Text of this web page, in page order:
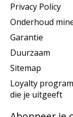
Privacy Policy
Onderhoud
Garantie
Duurzaam
Sitemap
Loyalty
die je uitgeeft